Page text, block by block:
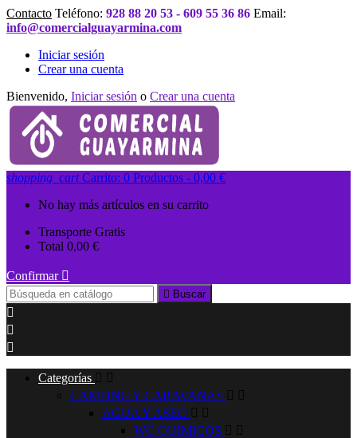
Contacto Teléfono: 928 88 20 53 - 609 55 36 86 Email:
info@comercialguayarmina.com
Iniciar sesión
Crear una cuenta
Bienvenido, Iniciar sesión o Crear una cuenta
shopping_cart Carrito: 0 Productos - 0,00 €
No hay más artículos en su carrito
Transporte Gratis
Total 0,00 €
Confirmar 
 Buscar



Categorías  
CAMPING Y CARAVANAS  
AGUA Y ASEO  
WC QUIMICOS  